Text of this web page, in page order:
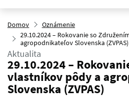
Domov
Oznámenie
29.10.2024 – Rokovanie so
agropodnikateľov Slovenska (ZVPAS)
Aktualita
29.10.2024 –
vlastníkov pôdy a
Slovenska (ZVPAS)